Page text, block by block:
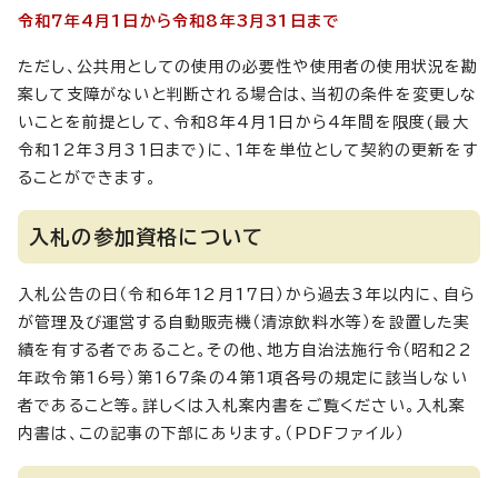
令和7年4月1日から令和8年3月31日まで
ただし、公共用としての使用の必要性や使用者の使用状況を勘
案して支障がないと判断される場合は、当初の条件を変更しな
いことを前提として、令和8年4月1日から4年間を限度(最大
令和12年3月31日まで)に、1年を単位として契約の更新をす
ることができます。
入札の参加資格について
入札公告の日（令和6年12月17日）から過去3年以内に、自ら
が管理及び運営する自動販売機（清涼飲料水等）を設置した実
績を有する者であること。その他、地方自治法施行令（昭和22
年政令第16号）第167条の4第1項各号の規定に該当しない
者であること等。詳しくは入札案内書をご覧ください。入札案
内書は、この記事の下部にあります。（PDFファイル）